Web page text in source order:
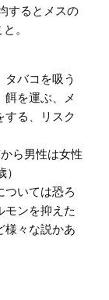
するとメスの
。
タバコを吸う
餌を運ぶ、メ
する、リスク
ら男性は女性
ついては恐ろ
モンを抑えた
様々な説かあ